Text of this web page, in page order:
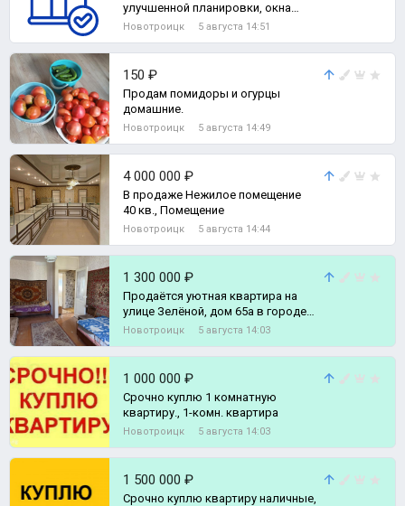
улучшенной планировки, окна
пластиковые, трубы поменяны,
квартира
Новотроицк 5 августа 14:51
150 ₽
Продам помидоры и огурцы
домашние.
Новотроицк 5 августа 14:49
4 000 000 ₽
В продаже Нежилое помещение
40 кв., Помещение
Новотроицк 5 августа 14:44
1 300 000 ₽
Продаётся уютная квартира на
улице Зелёной, дом 65а в городе
Новотроицке., 2-комн. квартира
Новотроицк 5 августа 14:03
1 000 000 ₽
Срочно куплю 1 комнатную
квартиру., 1-комн. квартира
Новотроицк 5 августа 14:03
1 500 000 ₽
Срочно куплю квартиру наличные,